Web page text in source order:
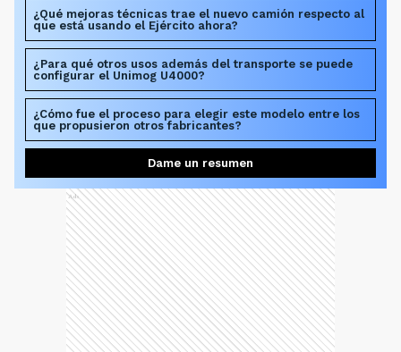
¿Qué mejoras técnicas trae el nuevo camión respecto al
que está usando el Ejército ahora?
¿Para qué otros usos además del transporte se puede
configurar el Unimog U4000?
¿Cómo fue el proceso para elegir este modelo entre los
que propusieron otros fabricantes?
Dame un resumen
Ads